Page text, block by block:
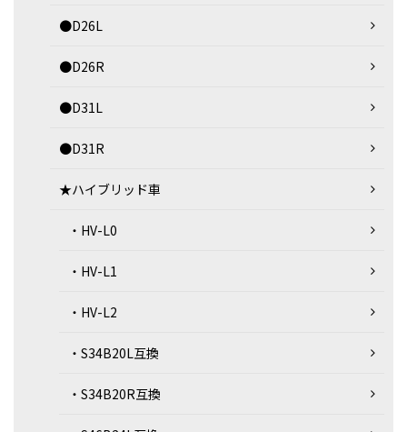
●D26L
●D26R
●D31L
●D31R
★ハイブリッド車
・HV-L0
・HV-L1
・HV-L2
・S34B20L互換
・S34B20R互換